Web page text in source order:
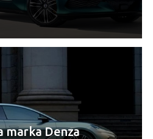
marka Denza